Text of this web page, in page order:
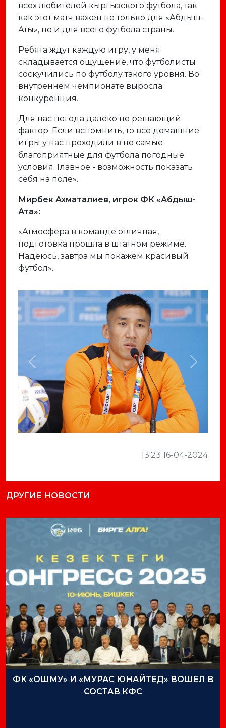
всех любителей кыргызского футбола, так
как этот матч важен не только для «Абдыш-
Аты», но и для всего футбола страны.
Ребята ждут каждую игру, у меня
складывается ощущение, что футболисты
соскучились по футболу такого уровня. Во
внутреннем чемпионате выросла
конкуренция.
Для нас погода далеко не решающий
фактор. Если вспомнить, то все домашние
игры у нас проходили в не самые
благоприятные для футбола погодные
условия. Главное - возможность показать
себя на поле».
Мирбек Ахматалиев, игрок ФК «Абдыш-
Ата»:
«Атмосфера в команде отличная,
подготовка прошла в штатном режиме.
Надеюсь, завтра мы покажем красивый
футбол».
Previous Next
13:23 16-04-2024
ДРУГИЕ НОВОСТИ
ФК «ОШМУ» И «МУРАС ЮНАЙТЕД» ВОШЕЛ В
СОСТАВ КФС